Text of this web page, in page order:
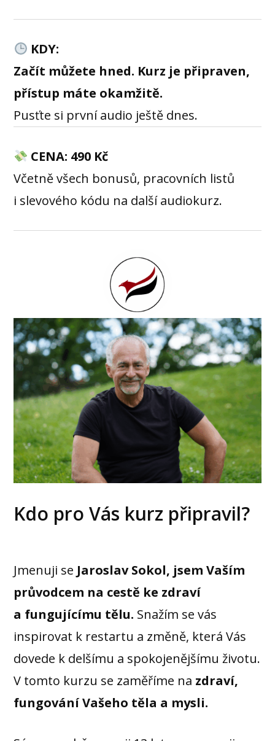
KDY:
Začít můžete hned. Kurz je připraven,
přístup máte okamžitě.
Pusťte si první audio ještě dnes.
CENA: 490 Kč
Včetně všech bonusů, pracovních listů
i slevového kódu na další audiokurz.
Kdo pro Vás kurz připravil?
Jmenuji se Jaroslav Sokol, jsem Vaším
průvodcem na cestě ke zdraví
a fungujícímu tělu. Snažím se vás
inspirovat k restartu a změně, která Vás
dovede k delšímu a spokojenějšímu životu.
V tomto kurzu se zaměříme na zdraví,
fungování Vašeho těla a mysli.